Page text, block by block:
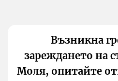
Възникна
зареждането на
Моля, опитайте